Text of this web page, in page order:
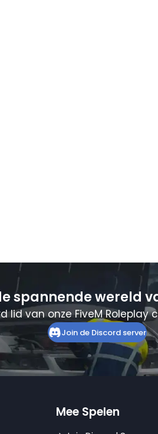
spannende wereld
lid van onze FiveM Roleplay
Join de Discord server
Mee Spelen